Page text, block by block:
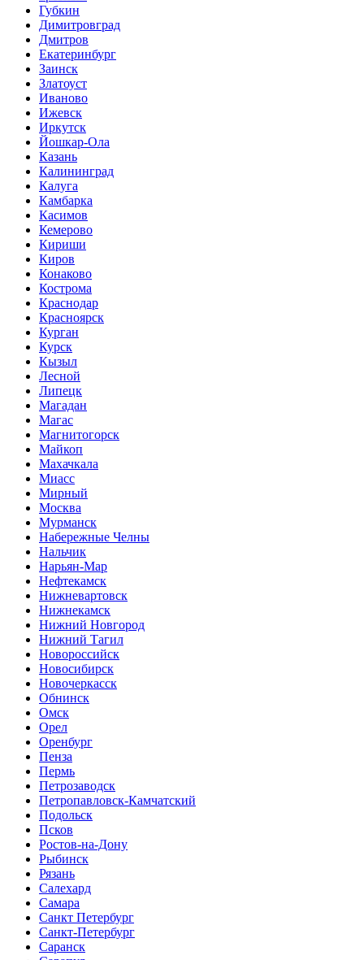
Губкин
Димитровград
Дмитров
Екатеринбург
Заинск
Златоуст
Иваново
Ижевск
Иркутск
Йошкар-Ола
Казань
Калининград
Калуга
Камбарка
Касимов
Кемерово
Кириши
Киров
Конаково
Кострома
Краснодар
Красноярск
Курган
Курск
Кызыл
Лесной
Липецк
Магадан
Магас
Магнитогорск
Майкоп
Махачкала
Миасс
Мирный
Москва
Мурманск
Набережные Челны
Нальчик
Нарьян-Мар
Нефтекамск
Нижневартовск
Нижнекамск
Нижний Новгород
Нижний Тагил
Новороссийск
Новосибирск
Новочеркасск
Обнинск
Омск
Орел
Оренбург
Пенза
Пермь
Петрозаводск
Петропавловск-Камчатский
Подольск
Псков
Ростов-на-Дону
Рыбинск
Рязань
Салехард
Самара
Санкт Петербург
Санкт-Петербург
Саранск